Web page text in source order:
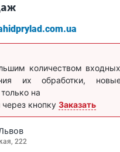
количеством
их обработки,
на
через кнопку Заказать
222